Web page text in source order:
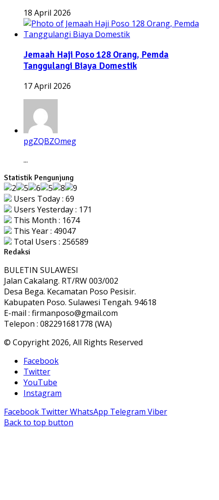
18 April 2026
Jemaah Haji Poso 128 Orang, Pemda
Tanggulangi Biaya Domestik
17 April 2026
pgZQBZOmeg
...
Statistik Pengunjung
Users Today : 69
Users Yesterday : 171
This Month : 1674
This Year : 49047
Total Users : 256589
Redaksi
BULETIN SULAWESI
Jalan Cakalang. RT/RW 003/002
Desa Bega. Kecamatan Poso Pesisir.
Kabupaten Poso. Sulawesi Tengah. 94618
E-mail : firmanposo@gmail.com
Telepon : 082291681778 (WA)
© Copyright 2026, All Rights Reserved
Facebook
Twitter
YouTube
Instagram
Facebook TwitterWhatsApp Telegram Viber
Back to top button